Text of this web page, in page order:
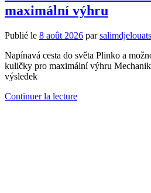
maximální výhru
Publié le 8 août 2026 parsalimdjelouats
Napínavá cesta do světa Plinko a
kuličky pro maximální výhru
výsledek
Continuer la lecture